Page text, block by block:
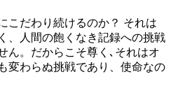
こだわり続けるのか？ それは
、人間の飽くなき記録への挑戦
ん。だからこそ尊く､それはオ
変わらぬ挑戦であり、使命なの